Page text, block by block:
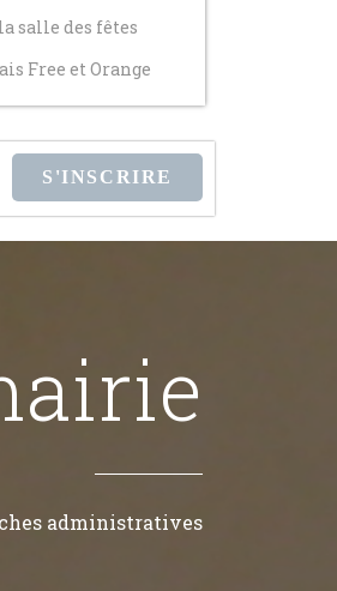
salle des fêtes
Free et Orange
administratives